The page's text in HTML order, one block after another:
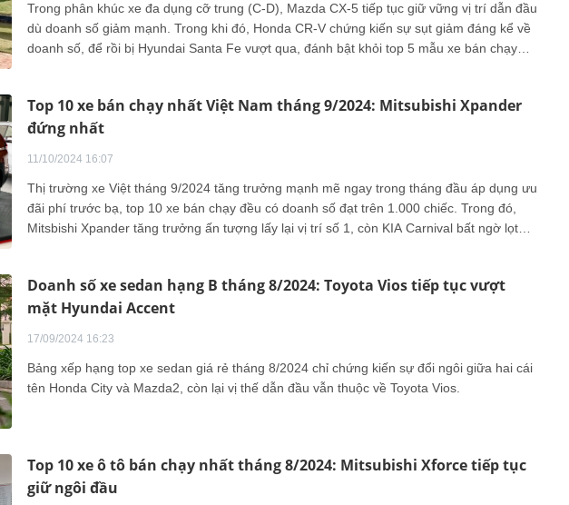
Trong phân khúc xe đa dụng cỡ trung (C-D), Mazda CX-5 tiếp tục giữ vững vị trí dẫn đầu
dù doanh số giảm mạnh. Trong khi đó, Honda CR-V chứng kiến sự sụt giảm đáng kể về
doanh số, để rồi bị Hyundai Santa Fe vượt qua, đánh bật khỏi top 5 mẫu xe bán chạy
Top 10 xe bán chạy nhất Việt Nam tháng 9/2024: Mitsubishi Xpander
đứng nhất
11/10/2024 16:07
Thị trường xe Việt tháng 9/2024 tăng trưởng mạnh mẽ ngay trong tháng đầu áp dụng ưu
đãi phí trước bạ, top 10 xe bán chạy đều có doanh số đạt trên 1.000 chiếc. Trong đó,
Mitsbishi Xpander tăng trưởng ấn tượng lấy lại vị trí số 1, còn KIA Carnival bất ngờ lọt
Doanh số xe sedan hạng B tháng 8/2024: Toyota Vios tiếp tục vượt
mặt Hyundai Accent
17/09/2024 16:23
Bảng xếp hạng top xe sedan giá rẻ tháng 8/2024 chỉ chứng kiến sự đổi ngôi giữa hai cái
tên Honda City và Mazda2, còn lại vị thế dẫn đầu vẫn thuộc về Toyota Vios.
Top 10 xe ô tô bán chạy nhất tháng 8/2024: Mitsubishi Xforce tiếp tục
giữ ngôi đầu